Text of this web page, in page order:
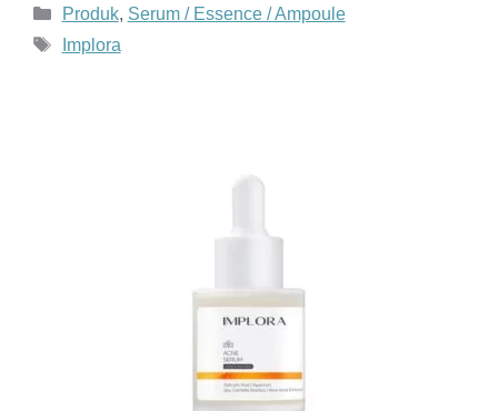
Kategori
Produk, Serum / Essence / Ampoule
Tag
Implora